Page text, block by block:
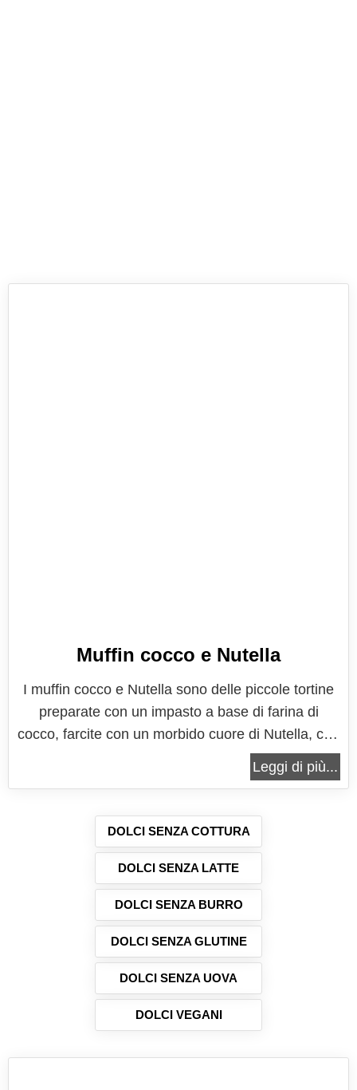
Muffin cocco e Nutella
I muffin cocco e Nutella sono delle piccole tortine
preparate con un impasto a base di farina di
cocco, farcite con un morbido cuore di Nutella, che
resta cremoso anche dopo la cottura. Dolcetti
semplici che fanno impazzire grandi e piccini, con
interno. I muffin cocco e...
Leggi di più...
DOLCI SENZA COTTURA
DOLCI SENZA LATTE
DOLCI SENZA BURRO
DOLCI SENZA GLUTINE
DOLCI SENZA UOVA
DOLCI VEGANI